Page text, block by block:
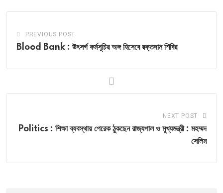
PREVIOUS POST
Blood Bank : উৎসর্গ কর্মসূচির অঙ্গ হিসেবে রক্তদান শিবির
NEXT POST
Politics : শিক্ষা ব্যবস্থায় পেরেক ঠুকছেন রাজ্যপাল ও মুখ্যমন্ত্রী : মহম্মদ
সেলিম